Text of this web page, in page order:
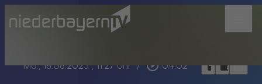
Mo., 18.08.2025, 11:27 Uhr / play_circle_outline 04:02 headphoneschrome_reader_modebookmark_border